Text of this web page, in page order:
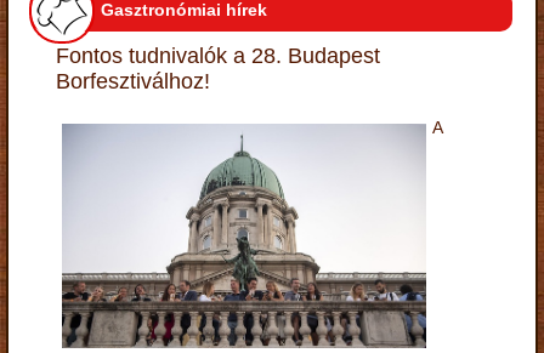
Gasztronómiai hírek
Fontos tudnivalók a 28. Budapest
Borfesztiválhoz!
A